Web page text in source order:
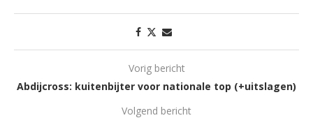
Vorig bericht
Abdijcross: kuitenbijter voor nationale top (+uitslagen)
Volgend bericht